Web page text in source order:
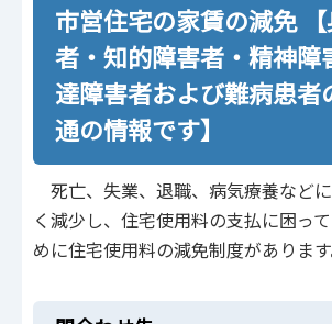
市営住宅の家賃の減免
者・知的障害者・精神障
達障害者および難病患者
通の情報です】
死亡、失業、退職、病気療養など
く減少し、住宅使用料の支払に困っ
めに住宅使用料の減免制度があります